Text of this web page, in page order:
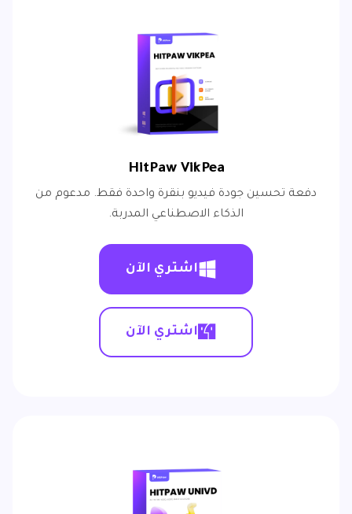
HitPaw VikPea
دفعة تحسين جودة فيديو بنقرة واحدة فقط. مدعوم من
الذكاء الاصطناعي المدربة.
اشتري الآن
اشتري الآن